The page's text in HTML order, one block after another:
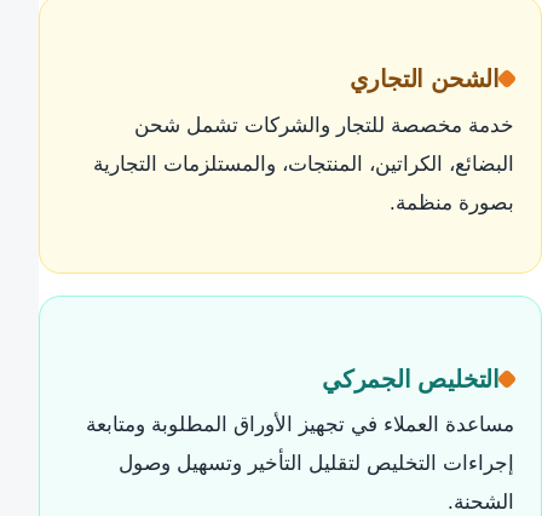
الشحن التجاري
خدمة مخصصة للتجار والشركات تشمل شحن
البضائع، الكراتين، المنتجات، والمستلزمات التجارية
بصورة منظمة.
التخليص الجمركي
مساعدة العملاء في تجهيز الأوراق المطلوبة ومتابعة
إجراءات التخليص لتقليل التأخير وتسهيل وصول
الشحنة.